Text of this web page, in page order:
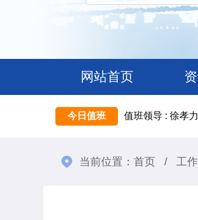
网站首页
今日值班 值班领导 : 徐孝力
当前位置： 首页 / 工